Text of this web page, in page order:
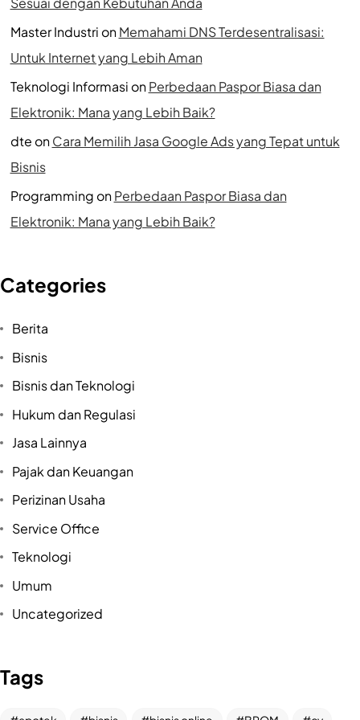
Master Industri onMemahami DNS Terdesentralisasi:
Untuk Internet yang Lebih Aman
Teknologi Informasi onPerbedaan Paspor Biasa dan
Elektronik: Mana yang Lebih Baik?
dte onCara Memilih Jasa Google Ads yang Tepat untuk
Bisnis
Programming onPerbedaan Paspor Biasa dan
Elektronik: Mana yang Lebih Baik?
Categories
Berita
Bisnis
Bisnis dan Teknologi
Hukum dan Regulasi
Jasa Lainnya
Pajak dan Keuangan
Perizinan Usaha
Service Office
Teknologi
Umum
Uncategorized
Tags